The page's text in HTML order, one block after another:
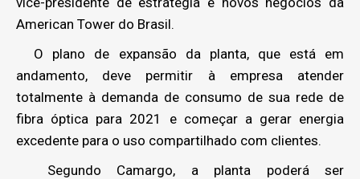
American Tower do Brasil.
O plano de expansão da planta, que está em
andamento, deve permitir à empresa atender
totalmente à demanda de consumo de sua rede de
fibra óptica para 2021 e começar a gerar energia
excedente para o uso compartilhado com clientes.
Segundo Camargo, a planta poderá ser